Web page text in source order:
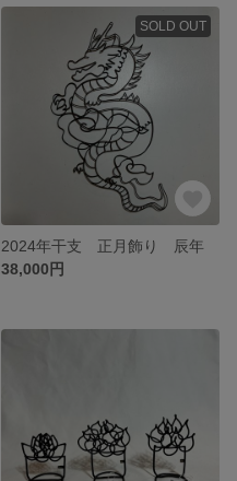
SOLD OUT
2024年干支 正月飾り 辰年
38,000円